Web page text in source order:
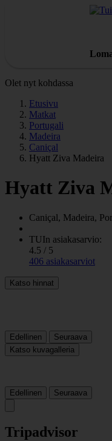
Olet nyt kohdassa
Etusivu
Matkat
Portugali
Madeira
Caniçal
Hyatt Ziva Madeira
Hyatt Ziva
Caniçal, Madeira,
TUIn asiakasarvio:
4.5 / 5
406 asiakasarviot
Katso hinnat
Edellinen
Seuraava
Katso kuvagalleria
Edellinen Seuraava
Tripadvisor